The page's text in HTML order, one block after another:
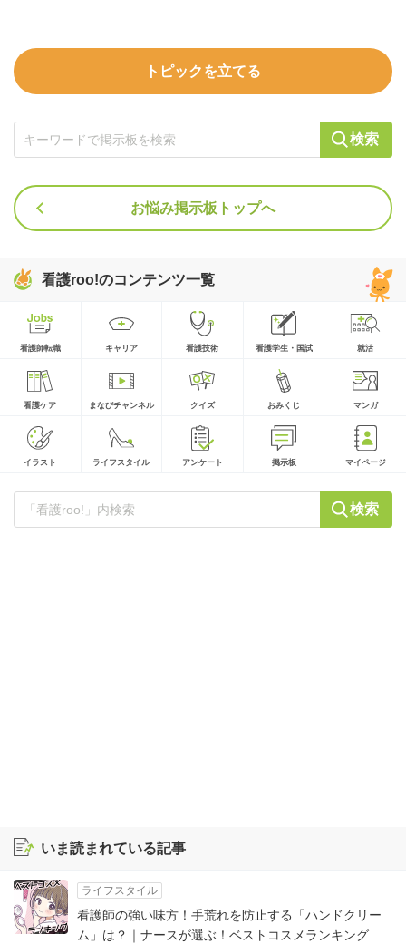
トピックを立てる
検索
お悩み掲示板トップへ
看護roo!のコンテンツ一覧
看護師転職 キャリア 看護技術 看護学生・国試 就活
看護ケア まなびチャンネル クイズ おみくじ マンガ
イラスト ライフスタイル アンケート 掲示板 マイページ
検索
いま読まれている記事
ライフスタイル
看護師の強い味方！手荒れを防止する「ハンドクリー
ム」は？｜ナースが選ぶ！ベストコスメランキング